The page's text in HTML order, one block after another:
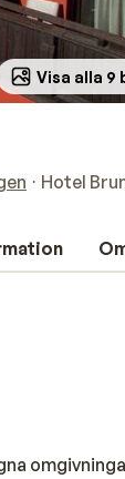
Visa alla 9
Hotel